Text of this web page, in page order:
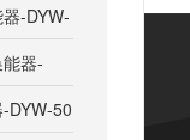
-DYW-
器-
DYW-50